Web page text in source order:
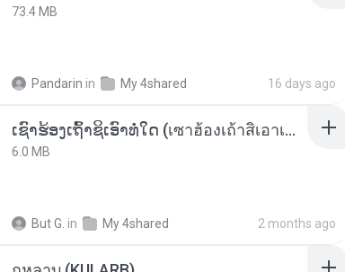
73.4 MB
Pandarin in My 4shared 16 days ago
ເຊົາຮ້ອງເຖົ້າຊິເອົາທໍ່ໃດ (เซาฮ้องเถ้าสิเอาเท่าใด) ບຸນເກີດ ຫນູຫ່ວງ ft. ໂສພາ ຈຸນທະລາ
6.0 MB
But G. in My 4shared 2 months ago